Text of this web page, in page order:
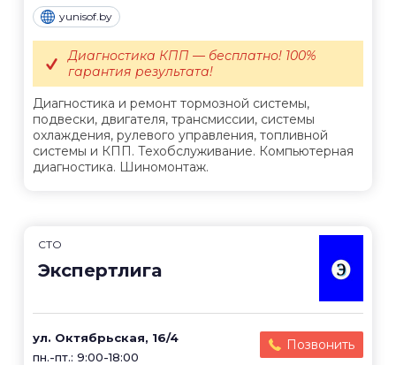
yunisof.by
Диагностика и ремонт тормозной системы,
подвески, двигателя, трансмиссии, системы
охлаждения, рулевого управления, топливной
системы и КПП. Техобслуживание. Компьютерная
диагностика. Шиномонтаж.
Диагностика КПП — бесплатно! 100%
гарантия результата!
СТО
Экспертлига
ул. Октябрьская, 16/4
пн.-пт.: 9:00-18:00
Позвонить